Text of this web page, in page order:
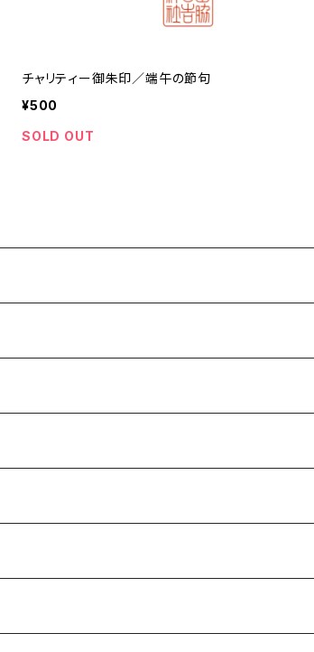
チャリティー御朱印／端午の節句
¥500
SOLD OUT